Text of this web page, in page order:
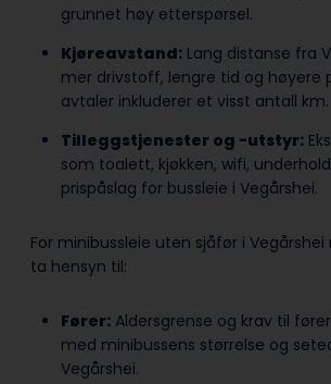
grunnet høy etterspørsel.
Kjøreavstand: Lang distanse fra
mer drivstoff, lengre tid og høyere
avtaler inkluderer et visst antall km.
Tilleggstjenester og -utstyr:
som toalett, kjøkken, wifi,
prispåslag for bussleie i Vegårshei.
For minibussleie uten sjåfør i
ta hensyn til:
Fører: Aldersgrense og krav til
med minibussens størrelse og
Vegårshei.